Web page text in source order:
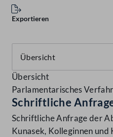
Exportieren
Übersicht
Parlamentarisches
Schriftliche
Schriftliche Anfrage der
Kunasek, Kolleginnen und